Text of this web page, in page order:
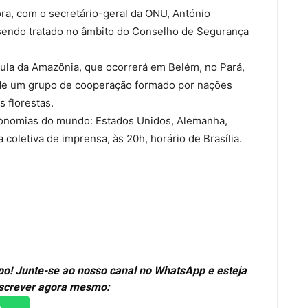
com o secretário-geral da ONU, António
tratado no âmbito do Conselho de Segurança
da Amazônia, que ocorrerá em Belém, no Pará,
um grupo de cooperação formado por nações
florestas.
do mundo: Estados Unidos, Alemanha,
coletiva de imprensa, às 20h, horário de Brasília.
Junte-se ao nosso canal no WhatsApp e esteja
agora mesmo: